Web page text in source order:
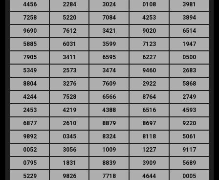
4456
2284 3024 0108
3981
7258
5220 7084 4253
3894
9690
7612 3421 9020
6514
5885
6031 3599 7123
1947
7905
3411 6595 6227
0500
5349
2573 3474 9460
2683
8804
3276 7609 2922
5868
4244
7528 6566 8764
2749
2453
4219 4388 6516
4593
6877
2610 8879 8697
9220
9892
0345 8324 8118
5061
0052
3056 1009 1227
9117
0795
1831 8839 3909
5689
5229
9826 7718 4644
0005